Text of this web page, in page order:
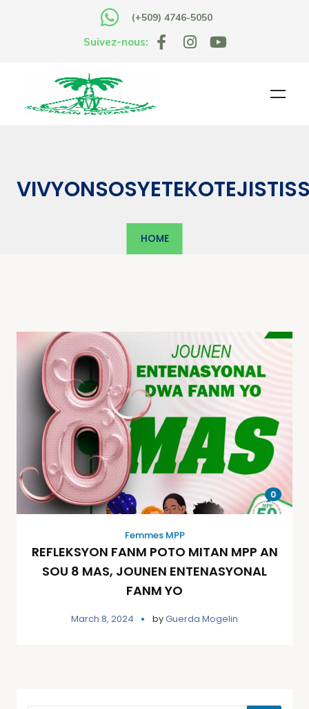
(+509) 4746-5050
Suivez-nous:
HOME
0
Femmes MPP
REFLEKSYON FANM POTO MITAN MPP AN
SOU 8 MAS, JOUNEN ENTENASYONAL
FANM YO
March 8, 2024 byGuerda Mogelin